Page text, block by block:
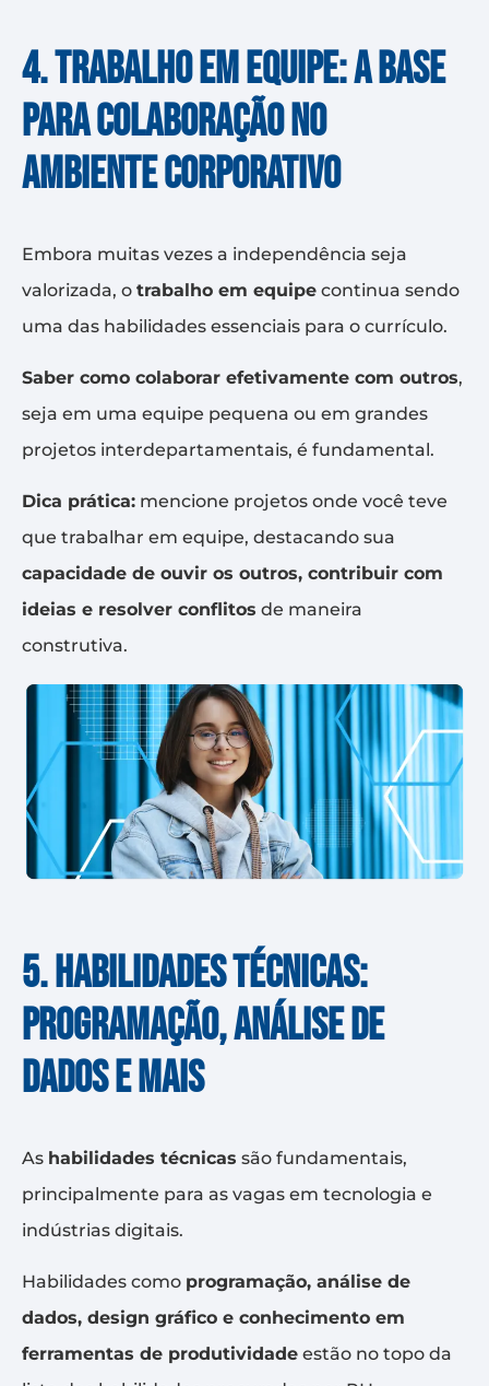
4. Trabalho em equipe: a base
para colaboração no
ambiente corporativo
Embora muitas vezes a independência seja
valorizada, o trabalho em equipe continua sendo
uma das habilidades essenciais para o currículo.
Saber como colaborar efetivamente com outros,
seja em uma equipe pequena ou em grandes
projetos interdepartamentais, é fundamental.
Dica prática: mencione projetos onde você teve
que trabalhar em equipe, destacando sua
capacidade de ouvir os outros, contribuir com
ideias e resolver conflitos de maneira
construtiva.
5. Habilidades técnicas:
programação, análise de
dados e mais
As habilidades técnicas são fundamentais,
principalmente para as vagas em tecnologia e
indústrias digitais.
Habilidades como programação, análise de
dados, design gráfico e conhecimento em
ferramentas de produtividade estão no topo da